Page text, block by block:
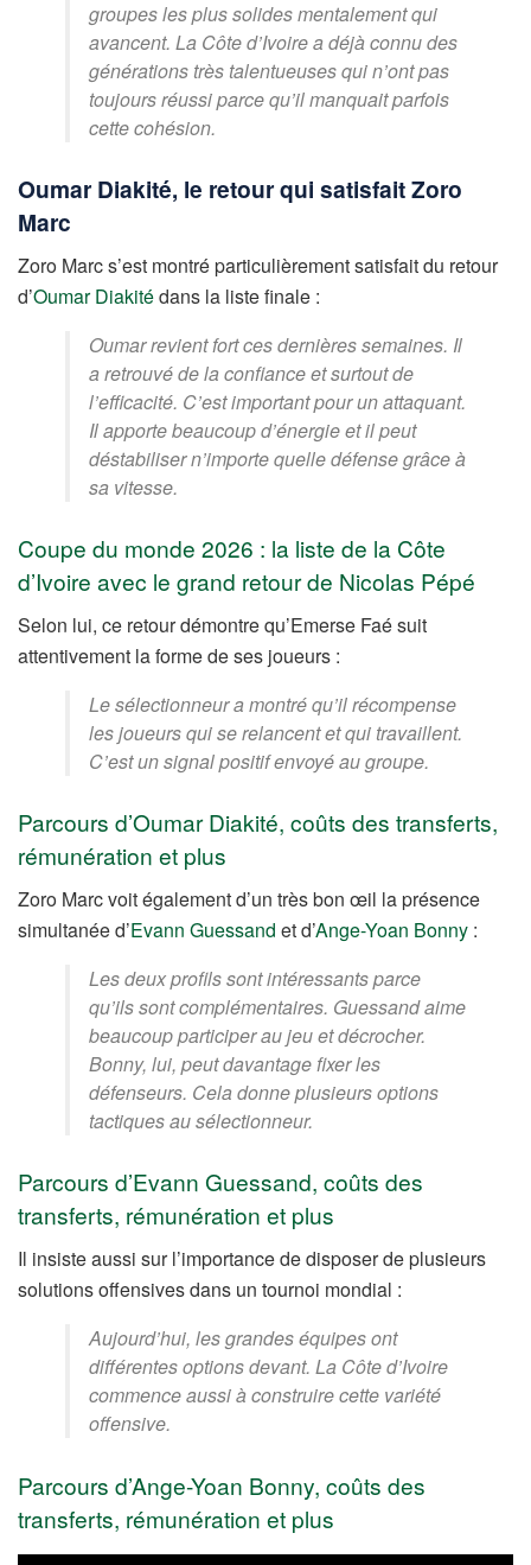
groupes les plus solides mentalement qui
avancent. La Côte d’Ivoire a déjà connu des
générations très talentueuses qui n’ont pas
toujours réussi parce qu’il manquait parfois
cette cohésion.
Oumar Diakité, le retour qui satisfait Zoro
Marc
Zoro Marc s’est montré particulièrement satisfait du retour
d’Oumar Diakitédans la liste finale :
Oumar revient fort ces dernières semaines. Il
a retrouvé de la confiance et surtout de
l’efficacité. C’est important pour un attaquant.
Il apporte beaucoup d’énergie et il peut
déstabiliser n’importe quelle défense grâce à
sa vitesse.
Coupe du monde 2026 : la liste de la Côte
d’Ivoire avec le grand retour de Nicolas Pépé
Selon lui, ce retour démontre qu’Emerse Faé suit
attentivement la forme de ses joueurs :
Le sélectionneur a montré qu’il récompense
les joueurs qui se relancent et qui travaillent.
C’est un signal positif envoyé au groupe.
Parcours d’Oumar Diakité, coûts des transferts,
rémunération et plus
Zoro Marc voit également d’un très bon œil la présence
simultanée d’Evann Guessand et d’Ange-Yoan Bonny :
Les deux profils sont intéressants parce
qu’ils sont complémentaires. Guessand aime
beaucoup participer au jeu et décrocher.
Bonny, lui, peut davantage fixer les
défenseurs. Cela donne plusieurs options
tactiques au sélectionneur.
Parcours d’Evann Guessand, coûts des
transferts, rémunération et plus
Il insiste aussi sur l’importance de disposer de plusieurs
solutions offensives dans un tournoi mondial :
Aujourd’hui, les grandes équipes ont
différentes options devant. La Côte d’Ivoire
commence aussi à construire cette variété
offensive.
Parcours d’Ange-Yoan Bonny, coûts des
transferts, rémunération et plus